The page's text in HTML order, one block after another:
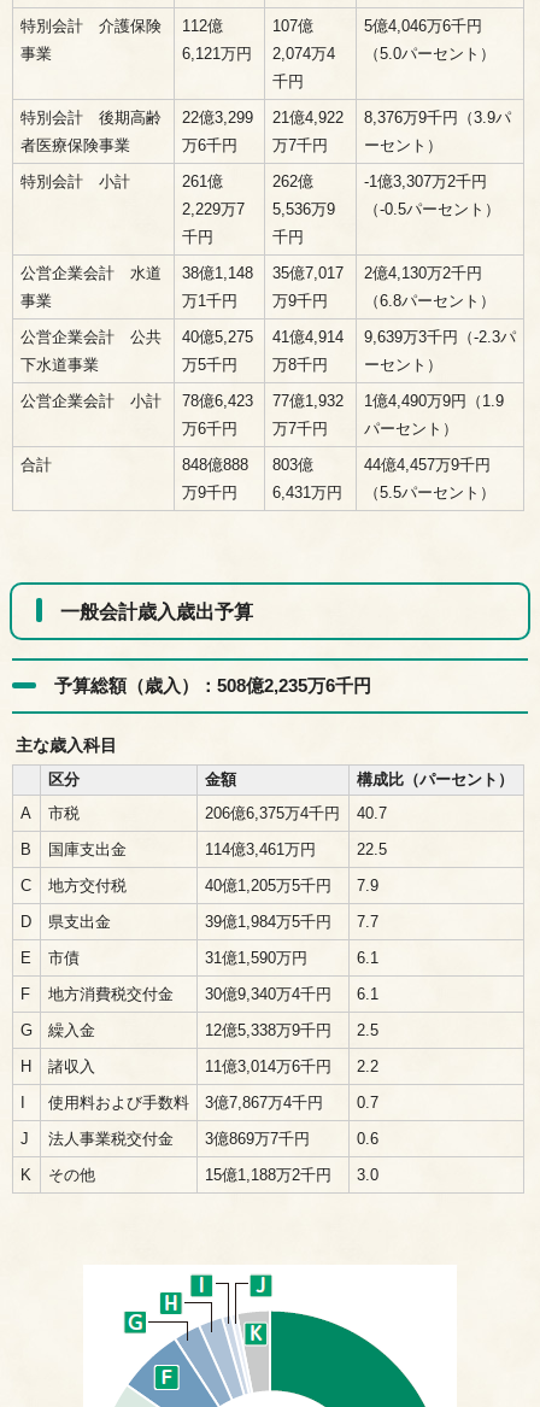
特別会計 介護保険
事業
112億
6,121万円
107億
2,074万4
千円
5億4,046万6千円
（5.0パーセント）
特別会計 後期高齢
者医療保険事業
22億3,299
万6千円
21億4,922
万7千円
8,376万9千円（3.9パ
ーセント）
特別会計 小計
261億
2,229万7
千円
262億
5,536万9
千円
-1億3,307万2千円
（-0.5パーセント）
公営企業会計 水道
事業
38億1,148
万1千円
35億7,017
万9千円
2億4,130万2千円
（6.8パーセント）
公営企業会計 公共
下水道事業
40億5,275
万5千円
41億4,914
万8千円
9,639万3千円（-2.3パ
ーセント）
公営企業会計 小計
78億6,423
万6千円
77億1,932
万7千円
1億4,490万9円（1.9
パーセント）
合計
848億888
万9千円
803億
6,431万円
44億4,457万9千円
（5.5パーセント）
一般会計歳入歳出予算
予算総額（歳入）：508億2,235万6千円
主な歳入科目
区分
金額
構成比（パーセント）
A
市税 206億6,375万4千円
40.7
B
国庫支出金 114億3,461万円
22.5
C
地方交付税 40億1,205万5千円
7.9
D
県支出金 39億1,984万5千円
7.7
E
市債 31億1,590万円
6.1
F
地方消費税交付金 30億9,340万4千円
6.1
G
繰入金 12億5,338万9千円
2.5
H
諸収入 11億3,014万6千円
2.2
使用料および手数料 3億7,867万4千円
0.7
J
法人事業税交付金 3億869万7千円
0.6
K
その他 15億1,188万2千円 3.0